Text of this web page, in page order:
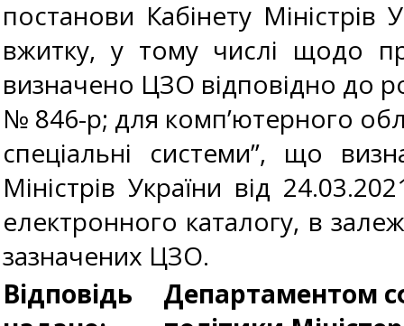
постанови Кабінету
вжитку, у тому числі щодо
визначено ЦЗО відповідно до
№ 846-р; для комп’ютерного
спеціальні системи”, що
Міністрів України від
електронного каталогу, в
зазначених ЦЗО.
Відповідь
Департаментом